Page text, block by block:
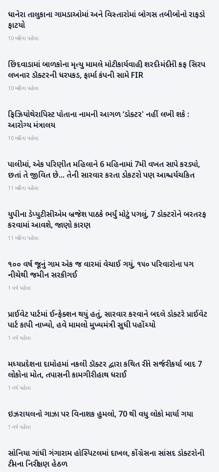
બનાસકાંઠા
ધાનેરા તાલુકાના ગામડાઓમાં અને વિસ્તારોમાં બોગસ તબીબોનો રાફડો
ફાટયો
10 મહિના પહેલા
રાષ્ટ્રીય
છિંદવાડામાં બાળકોના મૃત્યુ મામલે મોટી કાર્યવાહી; શરદી-મંદીની કફ સિરપ
લખનાર ડૉક્ટરની ધરપકડ, ફાર્મા કંપની સામે FIR
10 મહિના પહેલા
રાષ્ટ્રીય
ફિઝિયોથેરાપિસ્‍ટ પોતાના નામની આગળ ‘ડોક્‍ટર' નહીં લખી શકે :
આરોગ્‍ય મંત્રાલય
10 મહિના પહેલા
રાષ્ટ્રીય
પાલીમાં, એક પરિણીત મહિલાને 6 મહિનામાં 7મી વખત સાપે કરડ્યો,
છતાં તે જીવિત છે... તેની સારવાર કરતા ડોકટરો પણ આશ્ચર્યચકિત
11 મહિના પહેલા
રાષ્ટ્રીય
યુપીના ડેપ્યુટી સીએમ બ્રજેશ પાઠકે ભર્યું મોટું પગલું, 7 ડોક્ટરોને બરતરફ
કરવામાં આવશે, જાણો કારણ
11 મહિના પહેલા
રાષ્ટ્રીય
૧૦૦ વર્ષ જૂનું ગામ એક જ વારમાં વેચાઈ ગયું, ૧૫૦ પરિવારોના પગ
નીચેથી જમીન સરકી ગઈ
1 વર્ષ પહેલા
રાષ્ટ્રીય
પ્રાઈવેટ પાર્ટમાં ઈન્ફેક્શન થયું હતું, સારવાર કરવાને બદલે ડોક્ટરે પ્રાઈવેટ
પાર્ટ કાપી નાખ્યો, હવે મામલો મુખ્યમંત્રી સુધી પહોંચ્યો
1 વર્ષ પહેલા
રાષ્ટ્રીય
મધ્યપ્રદેશના દામોહમાં નકલી ડૉક્ટર દ્વારા કથિત રીતે સર્જરી કર્યા બાદ 7
લોકોના મોત, તપાસની કામગીરી હાથ ધરાઈ
1 વર્ષ પહેલા
આંતરરાષ્ટ્રીય
ઇઝરાયલનો ગાઝા પર વિનાશક હુમલો, 70 થી વધુ લોકો માર્યા ગયા
1 વર્ષ પહેલા
રાષ્ટ્રીય
સોનિયા ગાંધી ગંગારામ હોસ્પિટલમાં દાખલ, કોંગ્રેસના સાંસદ ડોક્ટરોની
ટીમના નિરીક્ષણ હેઠળ